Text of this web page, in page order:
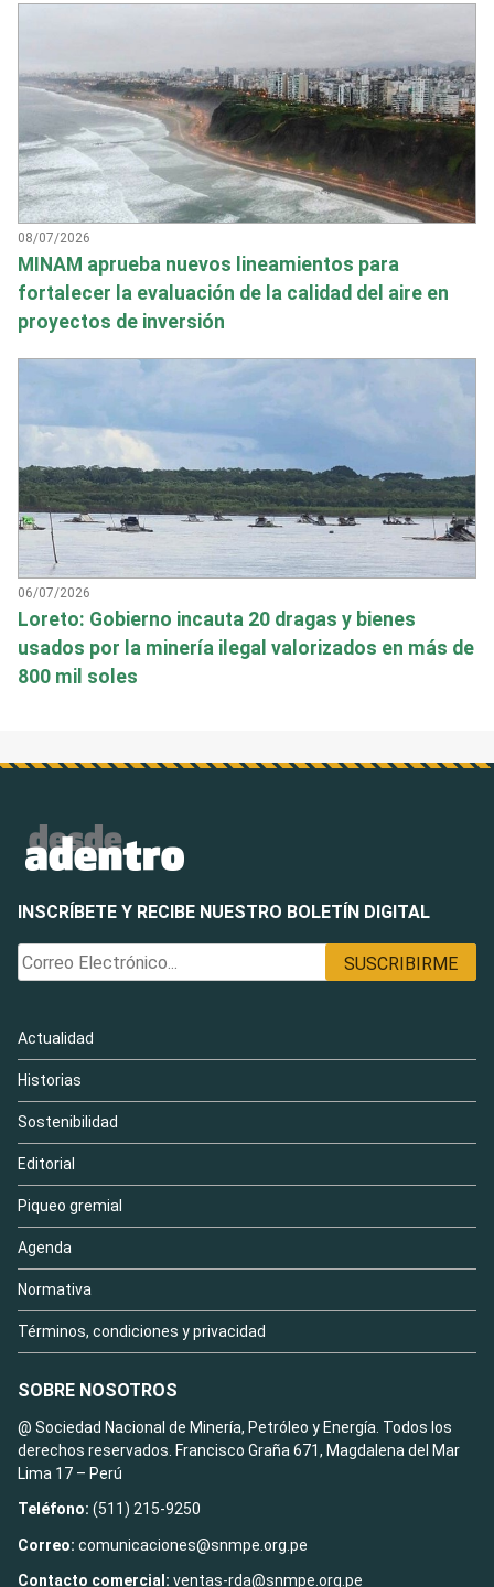
08/07/2026
MINAM aprueba nuevos lineamientos para
fortalecer la evaluación de la calidad del aire en
proyectos de inversión
06/07/2026
Loreto: Gobierno incauta 20 dragas y bienes
usados por la minería ilegal valorizados en más de
800 mil soles
INSCRÍBETE Y RECIBE NUESTRO BOLETÍN DIGITAL
Actualidad
Historias
Sostenibilidad
Editorial
Piqueo gremial
Agenda
Normativa
Términos, condiciones y privacidad
SOBRE NOSOTROS
@ Sociedad Nacional de Minería, Petróleo y Energía. Todos los
derechos reservados. Francisco Graña 671, Magdalena del Mar
Lima 17 – Perú
Teléfono: (511) 215-9250
Correo: comunicaciones@snmpe.org.pe
Contacto comercial: ventas-rda@snmpe.org.pe